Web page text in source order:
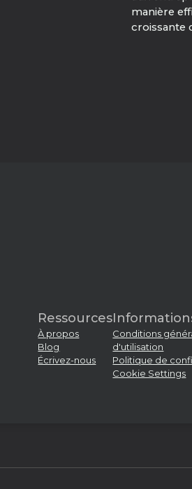
manière
croissante
Ressources
À propos
Blog
Écrivez-nous
Conditions
d'utilisation
Politique de
Cookie Settings